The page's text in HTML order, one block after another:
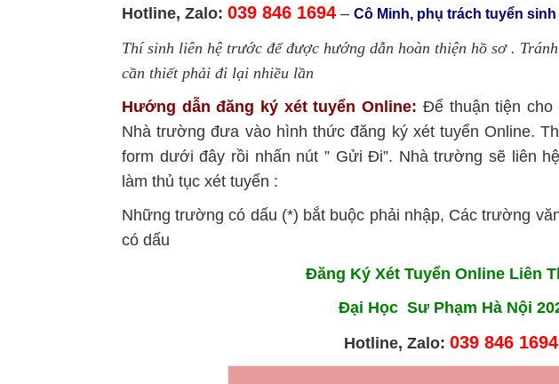
Hotline, Zalo: 039 846 1694 – Cô Minh, phụ trách tuyển sinh
Thí sinh liên hệ trước để được hướng dẫn hoàn thiện hồ sơ .
cần thiết phải đi lại nhiều lần
Hướng dẫn đăng ký xét tuyển Online: Để thuận tiện cho
Nhà trường đưa vào hình thức đăng ký xét tuyển Online.
form dưới đây rồi nhấn nút ” Gửi Đi”. Nhà trường sẽ liên
làm thủ tục xét tuyển :
Những trường có dấu (*) bắt buộc phải nhập, Các trường
có dấu
Đăng Ký Xét Tuyển Online Liên
Đại Học Sư Phạm Hà Nội
Hotline, Zalo: 039 846 1694